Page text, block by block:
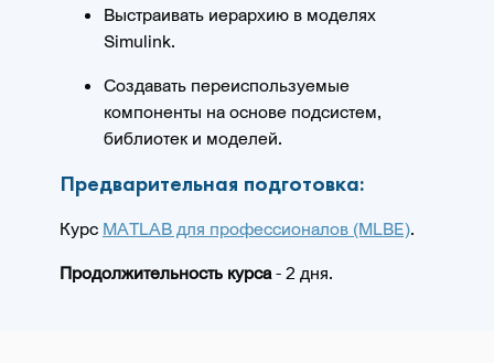
Выстраивать иерархию в моделях
Simulink.
Создавать переиспользуемые
компоненты на основе подсистем,
библиотек и моделей.
Предварительная подготовка:
Курс MATLAB для профессионалов (MLBE).
Продолжительность курса- 2 дня.